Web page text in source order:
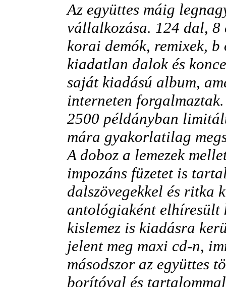
Az együttes máig
vállalkozása. 124 dal, 8
korai demók, remixek,
kiadatlan dalok és
saját kiadású album,
interneten
2500 példányban
mára gyakorlatilag
A doboz a lemezek
impozáns füzetet is
dalszövegekkel és ritka
antológiaként elhíresült
kislemez is kiadásra
jelent meg maxi cd-n,
másodszor az együttes
borítóval és